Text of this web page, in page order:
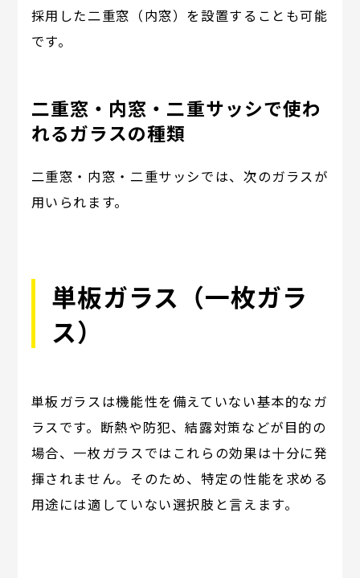
採用した二重窓（内窓）を設置することも可能
です。
二重窓・内窓・二重サッシで使わ
れるガラスの種類
二重窓・内窓・二重サッシでは、次のガラスが
用いられます。
単板ガラス（一枚ガラ
ス）
単板ガラスは機能性を備えていない基本的なガ
ラスです。断熱や防犯、結露対策などが目的の
場合、一枚ガラスではこれらの効果は十分に発
揮されません。そのため、特定の性能を求める
用途には適していない選択肢と言えます。